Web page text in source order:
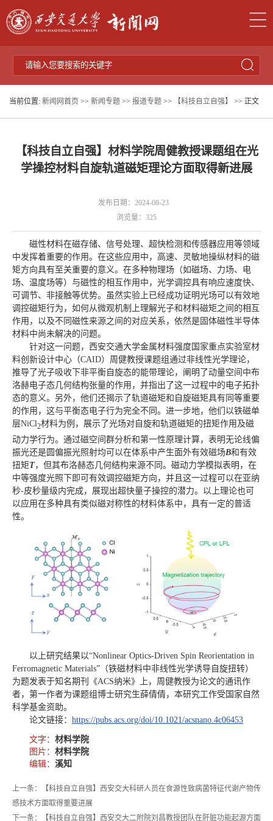
当前位置: 新闻网首页 >> 新闻专题 >> 报道专题 >> 【科技自立自强】 >> 正文
【科技自立自强】材料学院周健教授课题组在光
学操控材料自旋轨道磁矩理论方面取得新进展
发布日期：2024-08-23
浏览量： 325
磁性材料在磁存储、信号处理、超快检测和传感器应用等领域
中发挥着重要的作用。在这些应用中，高速、灵敏地操纵材料的磁
矩方向具有至关重要的意义。在多种物理场（如磁场、力场、电
场、温度场等）与磁性的相互作用中，光学调控具有响应速度快、
可调节、非接触等优势。虽然实验上已经成功证明光场可以有效地
调控磁矩行为，如何从微观机制上理解光子和材料磁矩之间的相互
作用，以及不同磁性来源之间的对应关系，依然是固体磁性半导体
材料中尚未解决的问题。
针对这一问题，西安交通大学金属材料强度国家重点实验室材
料创新设计中心（CAID）周健教授课题组通过非线性光学理论，
推导了光子吸收下非平衡自旋态的能带理论，阐明了动量空间中布
洛赫电子态几何结构张量的作用，并指出了这一过程中的电子拓扑
态的意义。另外，他们还揭示了轨道磁矩和自旋磁矩具有同等重要
的作用，这与平衡态电子行为完全不同。进一步地，他们以铁磁单
层NiCl2材料为例，展示了光场对自旋和轨道磁矩的扭矩作用及磁
动力学行为。通过磁空间群分析和第一性原理计算，表明无论线偏
振光还是圆偏振光照射均可以在体系中产生面外有效磁场B和有效
扭矩T，但其布洛赫态几何结构来源不同。磁动力学模拟表明，在
中等强度光照下即可有效调控磁矩方向，并且这一过程可以在亚纳
秒-皮秒量级内完成，展现出超快量子操控的潜力。以上理论也可
以应用在多种具有类似磁对称性的材料体系中，具有一定的普适
性。
以上研究结果以“Nonlinear Optics-Driven Spin Reorientation in
Ferromagnetic Materials”（铁磁材料中非线性光学诱导自旋扭转）
为题发表于知名期刊《ACS纳米》上，周健教授为论文的通讯作
者，第一作者为课题组博士研究生薛倩倩，本研究工作受国家自然
科学基金资助。
论文链接： https://pubs.acs.org/doi/10.1021/acsnano.4c06453
文字： 材料学院
图片： 材料学院
编辑： 溪知
上一条：【科技自立自强】西安交大科研人员在食源性致病菌特征代谢产物传
感技术方面取得重要进展
下一条：【科技自立自强】西安交大二附院刘昌教授团队在肝脏功能起源方面